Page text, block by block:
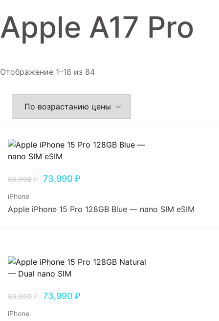
Аксессуары
Apple A17 Pro
Отображение 1–18 из 84
89,990₽ 73,990₽
iPhone
Apple iPhone 15 Pro 128GB Blue — nano SIM eSIM
89,990₽ 73,990₽
iPhone